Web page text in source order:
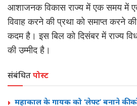
आशाजनक विकास राज्य में एक समय में
विवाह करने की प्रथा को समाप्त करने
कदम है। इस बिल को दिसंबर में राज्य
की उम्मीद है।
संबंधितपोस्ट
महाकाल के गायक को ‘लेफ्ट’ बनाने की